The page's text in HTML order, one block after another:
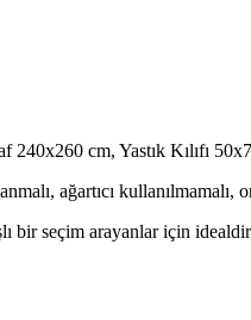
240x260 cm, Yastık Kılıfı
ağartıcı kullanılmamalı,
bir seçim arayanlar için